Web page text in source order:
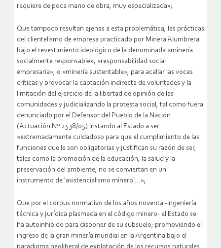
requiere de poca mano de obra, muy especializada»;
Que tampoco resultan ajenas a esta problemática, las prácticas
del clientelismo de empresa practicado por Minera Alumbrera
bajo el revestimiento ideológico de la denominada «minería
socialmente responsable», «responsabilidad social
empresaria», o «minería sustentable», para acallar las voces
críticas y provocar la captación indirecta de voluntades y la
limitación del ejercicio de la libertad de opinión de las
comunidades y judicializando la protesta social, tal como fuera
denunciado por el Defensor del Pueblo de la Nación
(Actuación Nº 2538/05) instando al Estado a ser
«extremadamente cuidadoso para que el cumplimiento de las
funciones que le son obligatorias y justifican su razón de ser,
tales como la promoción de la educación, la salud y la
preservación del ambiente, no se conviertan en un
instrumento de ‘asistencialismo minero’…»;
Que por el corpus normativo de los años noventa -ingeniería
técnica y jurídica plasmada en el código minero- el Estado se
ha autoinhibido para disponer de su subsuelo; promoviendo el
ingreso de la gran minería mundial en la Argentina bajo el